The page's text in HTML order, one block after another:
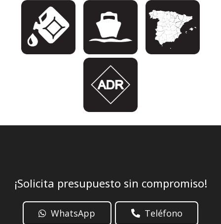
¡Solicita presupuesto sin compromiso!
WhatsApp Teléfono